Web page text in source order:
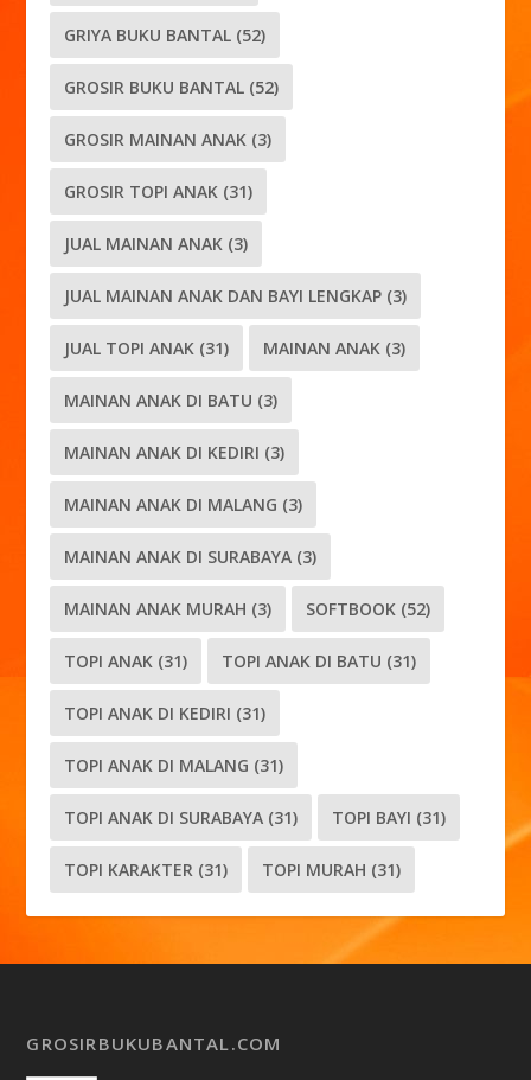
GRIYA BUKU BANTAL (52)
GROSIR BUKU BANTAL (52)
GROSIR MAINAN ANAK (3)
GROSIR TOPI ANAK (31)
JUAL MAINAN ANAK (3)
JUAL MAINAN ANAK DAN BAYI LENGKAP (3)
JUAL TOPI ANAK (31) MAINAN ANAK (3)
MAINAN ANAK DI BATU (3)
MAINAN ANAK DI KEDIRI (3)
MAINAN ANAK DI MALANG (3)
MAINAN ANAK DI SURABAYA (3)
MAINAN ANAK MURAH (3) SOFTBOOK (52)
TOPI ANAK (31) TOPI ANAK DI BATU (31)
TOPI ANAK DI KEDIRI (31)
TOPI ANAK DI MALANG (31)
TOPI ANAK DI SURABAYA (31) TOPI BAYI (31)
TOPI KARAKTER (31) TOPI MURAH (31)
GROSIRBUKUBANTAL.COM